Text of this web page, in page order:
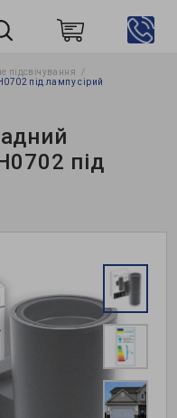
Пошук
підсвічування
під лампу сірий
під